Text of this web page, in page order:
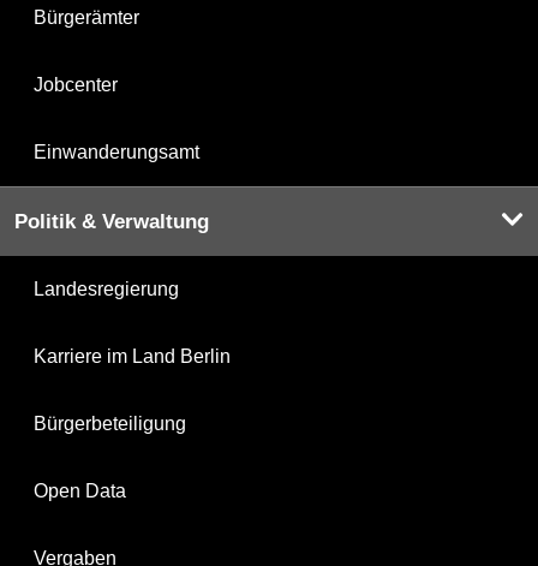
Bürgerämter
Jobcenter
Einwanderungsamt
Politik & Verwaltung
Landesregierung
Karriere im Land Berlin
Bürgerbeteiligung
Open Data
Vergaben